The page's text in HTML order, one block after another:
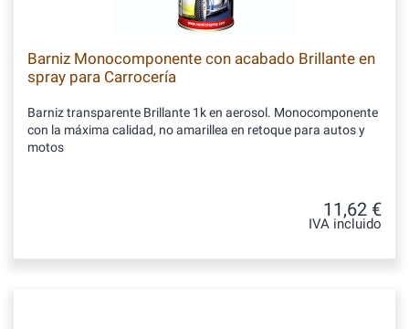
Barniz Monocomponente con acabado Brillante en
spray para Carrocería
Barniz transparente Brillante 1k en aerosol. Monocomponente
con la máxima calidad, no amarillea en retoque para autos y
motos
11,62 €
IVA incluido